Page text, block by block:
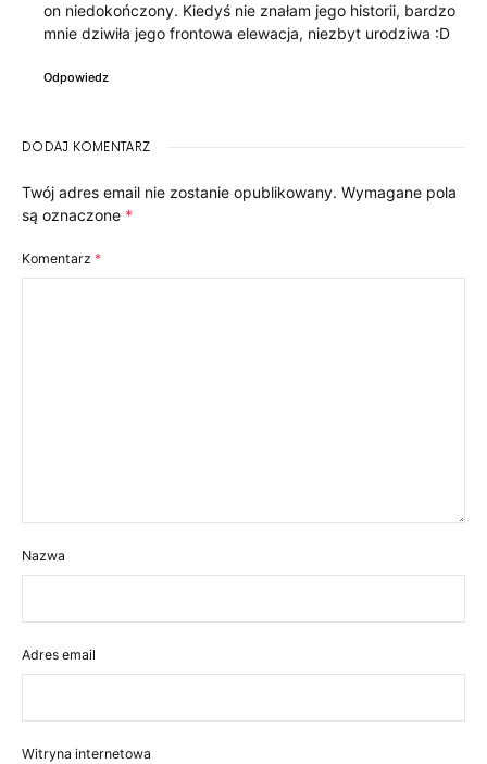
on niedokończony. Kiedyś nie znałam jego historii, bardzo
mnie dziwiła jego frontowa elewacja, niezbyt urodziwa :D
Odpowiedz
DODAJ KOMENTARZ
Twój adres email nie zostanie opublikowany. Wymagane pola
są oznaczone *
Komentarz *
Nazwa
Adres email
Witryna internetowa